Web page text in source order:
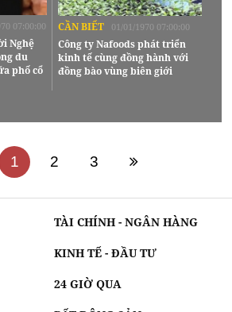
07:00:00
Nghệ
du
phố cổ
CẦN BIẾT 01/01/1970 07:00:00
Công ty Nafoods phát triển
kinh tế cùng đồng hành với
đồng bào vùng biên giới
1 2 3
TÀI CHÍNH - NGÂN HÀNG
KINH TẾ - ĐẦU TƯ
24 GIỜ QUA